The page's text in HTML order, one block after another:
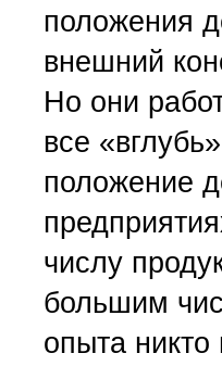
положения
внешний
Но они
все
положение
числу
большим
опыта